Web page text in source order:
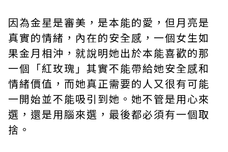
因為金星是審美，是本能的愛，但月亮是
真實的情緒，內在的安全感，一個女生如
果金月相沖，就說明她出於本能喜歡的那
一個「紅玫瑰」其實不能帶給她安全感和
情緒價值，而她真正需要的人又很有可能
一開始並不能吸引到她。她不管是用心來
選，還是用腦來選，最後都必須有一個取
捨。